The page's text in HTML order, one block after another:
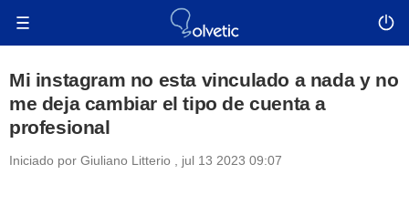
Mi instagram no esta vinculado a nada y no
me deja cambiar el tipo de cuenta a
profesional
Iniciado por Giuliano Litterio jul 13 2023 09:07